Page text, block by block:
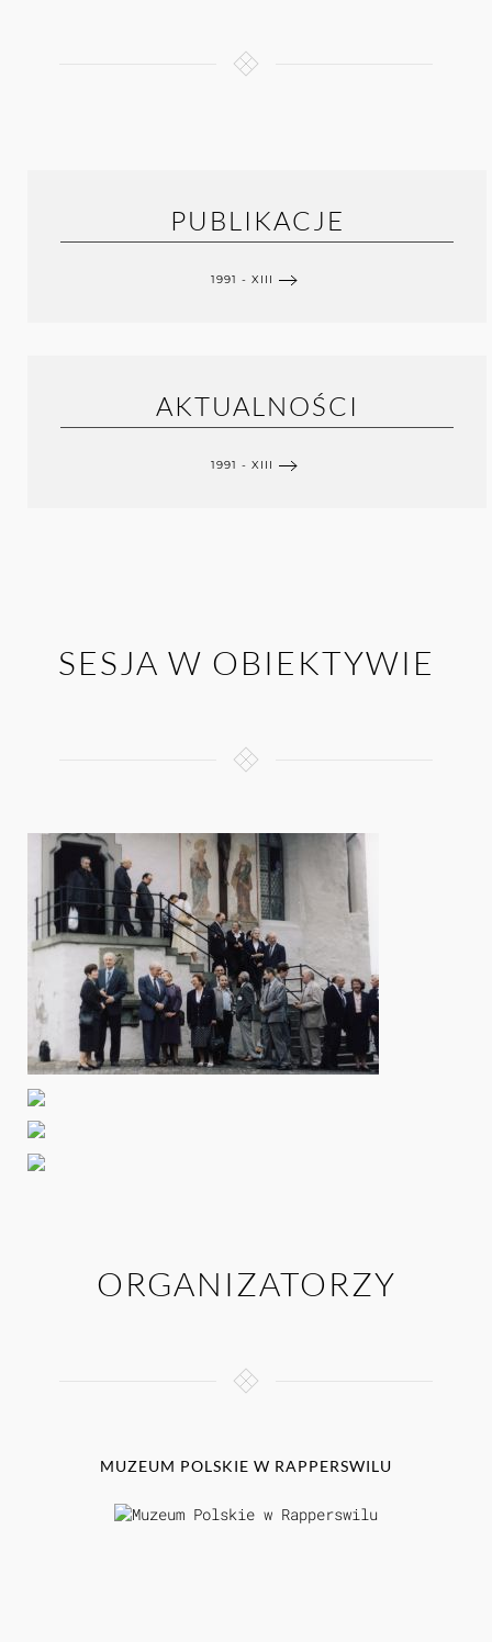
PUBLIKACJE
1991 - XIII
AKTUALNOŚCI
1991 - XIII
SESJA W OBIEKTYWIE
ORGANIZATORZY
MUZEUM POLSKIE W RAPPERSWILU